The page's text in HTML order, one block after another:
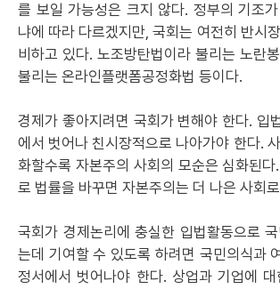
를 보일 가능성은 크지 않다. 정부의 기조
냐에 따라 다르겠지만, 국회는 여전히 반시
비하고 있다. 노조방탄법이라 불리는 노란
불리는 온라인플랫폼공정화법 등이다.
경제가 좋아지려면 국회가 변해야 한다. 입
에서 벗어나 친시장적으로 나아가야 한다.
화할수록 자본주의 사회의 모순은 심화된
로 법률을 바꾸면 자본주의는 더 나은 사회
국회가 경제논리에 충실한 입법활동으로
는데 기여할 수 있도록 하려면 국민의식과
정서에서 벗어나야 한다. 상업과 기업에